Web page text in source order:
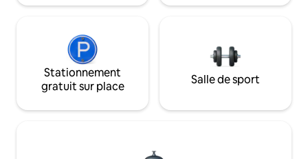
Stationnement
gratuit sur place
Salle de sport